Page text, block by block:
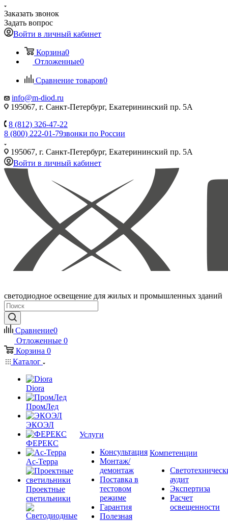
Заказать звонок
Задать вопрос
Войти в личный кабинет
Корзина0
Отложенные0
Сравнение товаров0
info@m-diod.ru
195067, г. Санкт-Петербург, Екатерининский пр. 5А
8 (812) 326-47-22
8 (800) 222-01-79звонки по России
195067, г. Санкт-Петербург, Екатерининский пр. 5А
Войти в личный кабинет
светодиодное освещение для жилых и промышленных зданий
Сравнение0
Отложенные 0
Корзина 0
Каталог
Diora
ПромЛед
ЭКОЭЛ
ФЕРЕКС
Ас-Терра
Проектные
светильники
Услуги
Консультация
Монтаж/
демонтаж
Поставка в
тестовом
режиме
Гарантия
Полезная
Компетенции
аудит
Экспертиза
Расчет
освещенности